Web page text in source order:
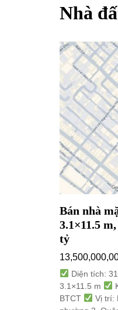
Nhà
Bán nhà
3.1×11.5
tỷ
Diện tích:
3.1×11.5 m
BTCT
Vị trí: